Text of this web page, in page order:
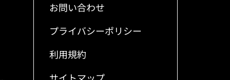
お問い合わせ
プライバシーポリシー
利用規約